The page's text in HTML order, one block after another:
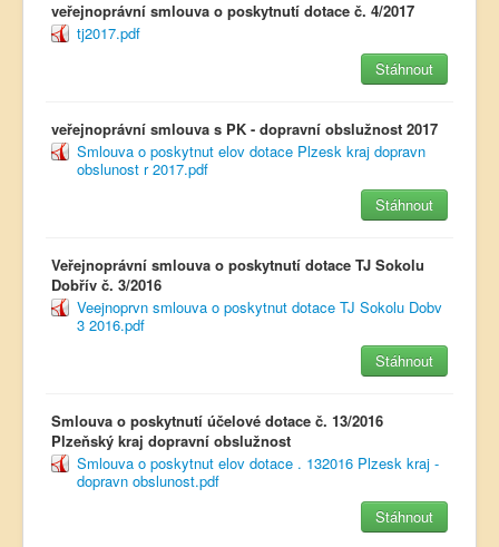
veřejnoprávní smlouva o poskytnutí dotace č. 4/2017
tj2017.pdf
Stáhnout
veřejnoprávní smlouva s PK - dopravní obslužnost 2017
Smlouva o poskytnut elov dotace Plzesk kraj dopravn
obslunost r 2017.pdf
Stáhnout
Veřejnoprávní smlouva o poskytnutí dotace TJ Sokolu
Dobřív č. 3/2016
Veejnoprvn smlouva o poskytnut dotace TJ Sokolu Dobv
3 2016.pdf
Stáhnout
Smlouva o poskytnutí účelové dotace č. 13/2016
Plzeňský kraj dopravní obslužnost
Smlouva o poskytnut elov dotace . 132016 Plzesk kraj -
dopravn obslunost.pdf
Stáhnout